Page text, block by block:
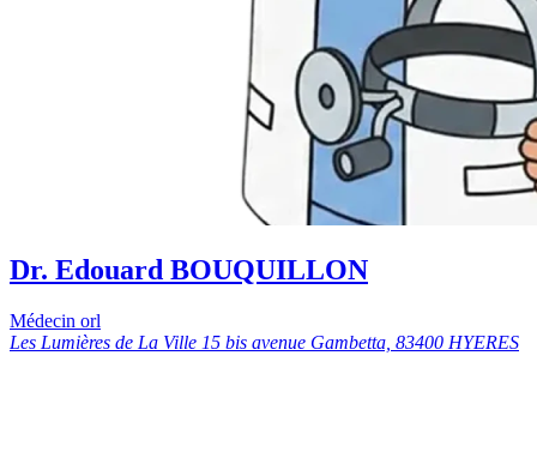
Dr. Edouard BOUQUILLON
Médecin orl
Les Lumières de La Ville 15 bis avenue Gambetta, 83400 HYERES